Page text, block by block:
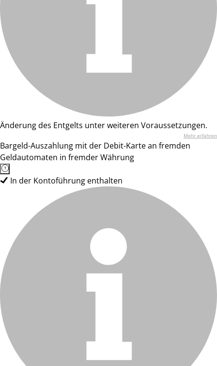
Änderung des Entgelts unter weiteren Voraussetzungen.
Mehr erfahren
Bargeld-Auszahlung mit der Debit-Karte an fremden
Geldautomaten in fremder Währung
In der Kontoführung enthalten